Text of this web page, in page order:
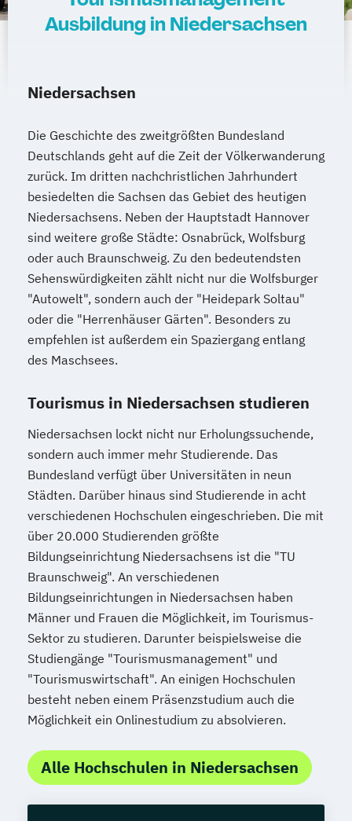
Ausbildung in Niedersachsen
Niedersachsen
Die Geschichte des zweitgrößten Bundesland
Deutschlands geht auf die Zeit der Völkerwanderung
zurück. Im dritten nachchristlichen Jahrhundert
besiedelten die Sachsen das Gebiet des heutigen
Niedersachsens. Neben der Hauptstadt Hannover
sind weitere große Städte: Osnabrück, Wolfsburg
oder auch Braunschweig. Zu den bedeutendsten
Sehenswürdigkeiten zählt nicht nur die Wolfsburger
"Autowelt", sondern auch der "Heidepark Soltau"
oder die "Herrenhäuser Gärten". Besonders zu
empfehlen ist außerdem ein Spaziergang entlang
des Maschsees.
Tourismus in Niedersachsen studieren
Niedersachsen lockt nicht nur Erholungssuchende,
sondern auch immer mehr Studierende. Das
Bundesland verfügt über Universitäten in neun
Städten. Darüber hinaus sind Studierende in acht
verschiedenen Hochschulen eingeschrieben. Die mit
über 20.000 Studierenden größte
Bildungseinrichtung Niedersachsens ist die "TU
Braunschweig". An verschiedenen
Bildungseinrichtungen in Niedersachsen haben
Männer und Frauen die Möglichkeit, im Tourismus-
Sektor zu studieren. Darunter beispielsweise die
Studiengänge "Tourismusmanagement" und
"Tourismuswirtschaft". An einigen Hochschulen
besteht neben einem Präsenzstudium auch die
Möglichkeit ein Onlinestudium zu absolvieren.
Alle Hochschulen in Niedersachsen